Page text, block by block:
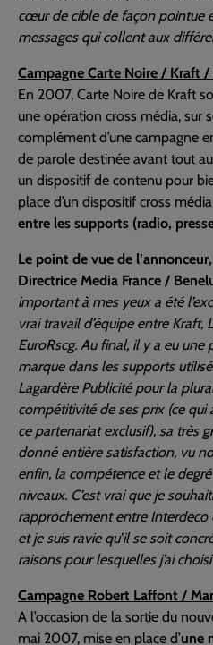
cœur de cible de façon pointue
messages qui collent aux
Campagne Carte Noire / Kraft
En 2007, Carte Noire de Kraft
une opération cross média, sur
complément d’une campagne
de parole destinée avant tout
un dispositif de contenu pour
place d’un dispositif cross média
entre les supports (radio,
Le point de vue de
Directrice Media France /
important à mes yeux a été
vrai travail d’équipe entre Kraft,
EuroRscg. Au final, il y a eu
marque dans les supports
Lagardère Publicité pour la
compétitivité de ses prix (ce
ce partenariat exclusif), sa très
donné entière satisfaction, vu
enfin, la compétence et le
niveaux. C’est vrai que je
rapprochement entre Interdeco
et je suis ravie qu’il se soit
raisons pour lesquelles j’ai
Campagne Robert Laffont /
A l’occasion de la sortie du
mai 2007, mise en place d’une